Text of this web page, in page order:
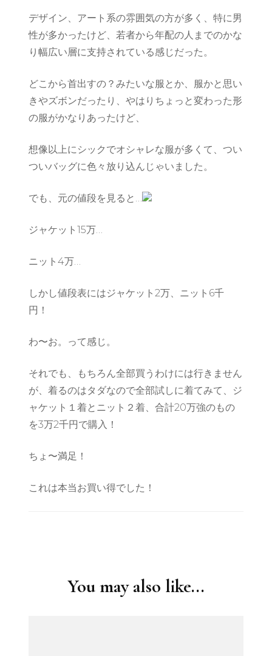
デザイン、アート系の雰囲気の方が多く、特に男
性が多かったけど、若者から年配の人までのかな
り幅広い層に支持されている感じだった。
どこから首出すの？みたいな服とか、服かと思い
きやズボンだったり、やはりちょっと変わった形
の服がかなりあったけど、
想像以上にシックでオシャレな服が多くて、つい
ついバッグに色々放り込んじゃいました。
でも、元の値段を見ると…
ジャケット15万…
ニット4万…
しかし値段表にはジャケット2万、ニット6千
円！
わ〜お。って感じ。
それでも、もちろん全部買うわけには行きません
が、着るのはタダなので全部試しに着てみて、ジ
ャケット１着とニット２着、合計20万強のもの
を3万2千円で購入！
ちょ〜満足！
これは本当お買い得でした！
You may also like...